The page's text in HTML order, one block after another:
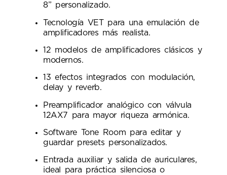
8” personalizado.
Tecnología VET para una emulación de
amplificadores más realista.
12 modelos de amplificadores clásicos y
modernos.
13 efectos integrados con modulación,
delay y reverb.
Preamplificador analógico con válvula
12AX7 para mayor riqueza armónica.
Software Tone Room para editar y
guardar presets personalizados.
Entrada auxiliar y salida de auriculares,
ideal para práctica silenciosa o